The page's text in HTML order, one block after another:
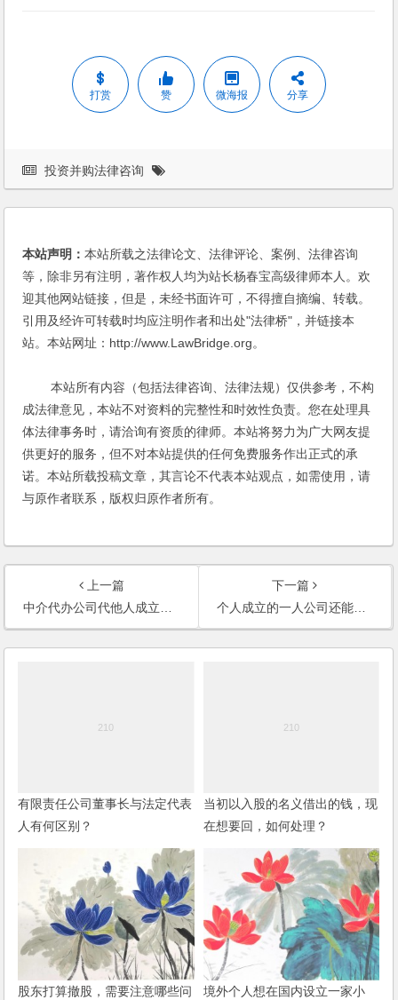
打赏 赞 微海报 分享
投资并购法律咨询
本站声明：本站所载之法律论文、法律评论、案例、法律咨询
等，除非另有注明，著作权人均为站长杨春宝高级律师本人。欢
迎其他网站链接，但是，未经书面许可，不得擅自摘编、转载。
引用及经许可转载时均应注明作者和出处"法律桥"，并链接本
站。本站网址：http://www.LawBridge.org。
本站所有内容（包括法律咨询、法律法规）仅供参考，不构
成法律意见，本站不对资料的完整性和时效性负责。您在处理具
体法律事务时，请洽询有资质的律师。本站将努力为广大网友提
供更好的服务，但不对本站提供的任何免费服务作出正式的承
诺。本站所载投稿文章，其言论不代表本站观点，如需使用，请
与原作者联系，版权归原作者所有。
上一篇
中介代办公司代他人成立公司后，该公司从事违法活动，代办的代理公司会不会因此负责任？
下一篇
个人成立的一人公司还能再设立一人公司吗？
有限责任公司董事长与法定代表
人有何区别？
当初以入股的名义借出的钱，现
在想要回，如何处理？
股东打算撤股，需要注意哪些问
境外个人想在国内设立一家小